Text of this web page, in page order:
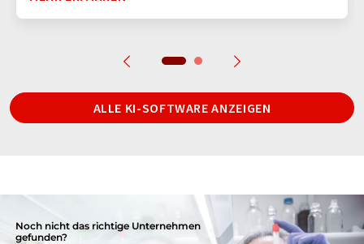
ALLE KI-SOFTWARE ANZEIGEN
Noch nicht das richtige Unternehmen
gefunden?